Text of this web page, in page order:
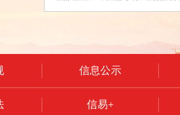
信息公示
信易+